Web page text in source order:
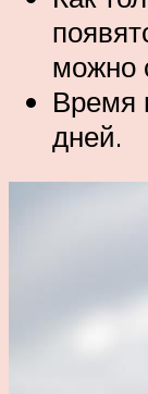
можно
Время
дней.